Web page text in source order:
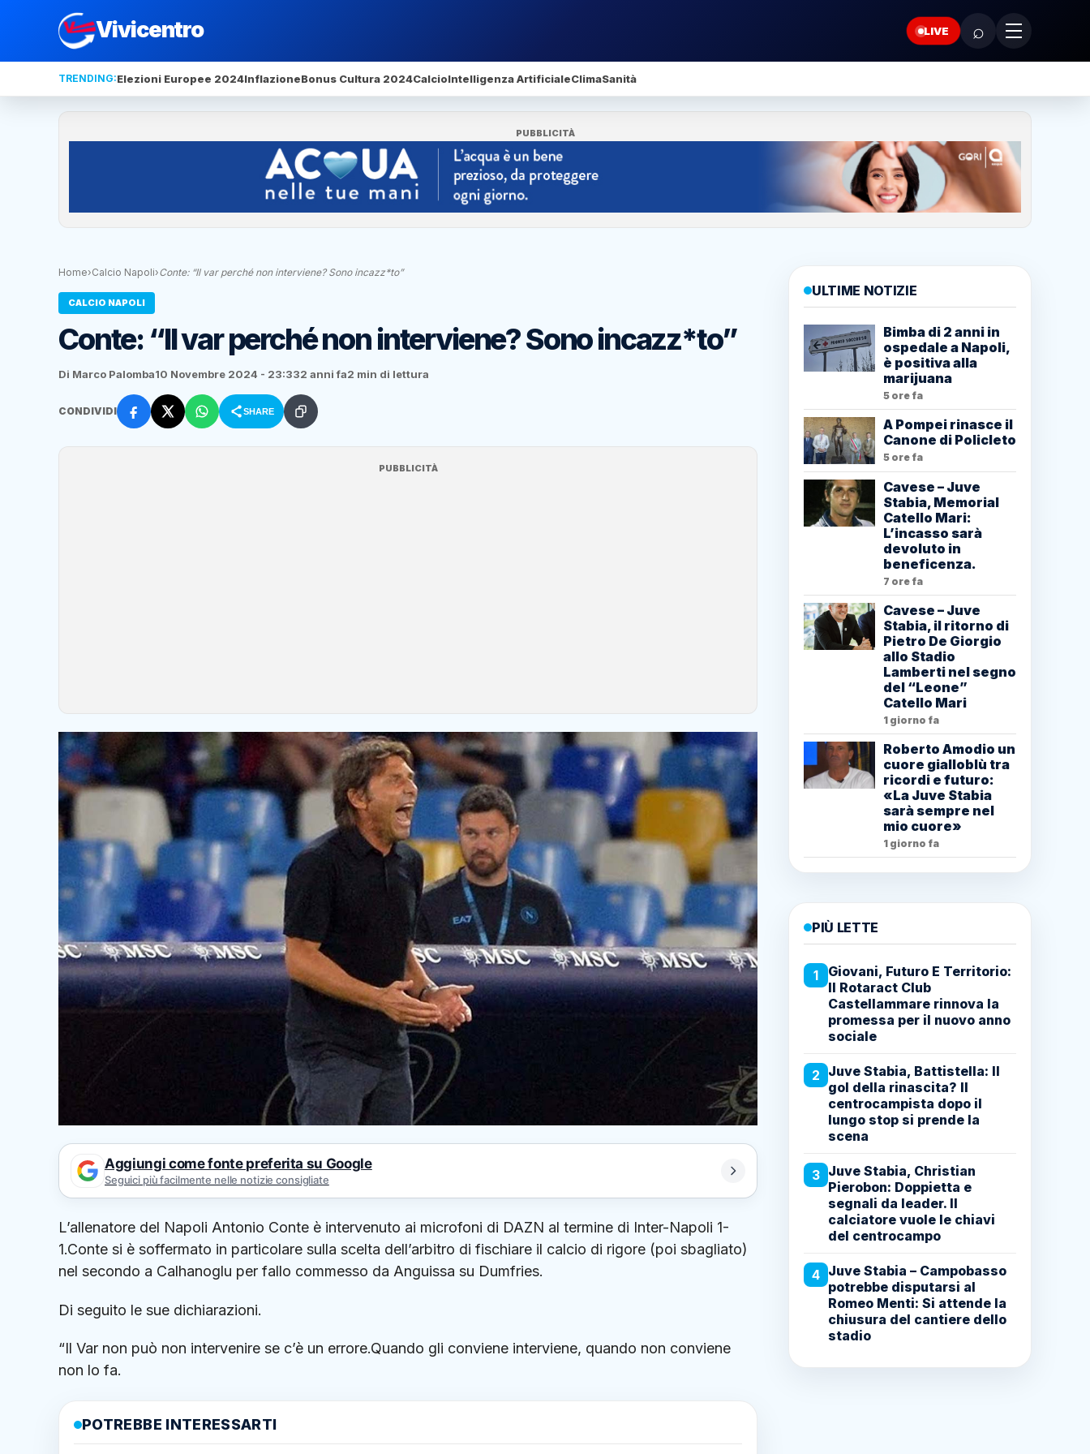
Vivicentro LIVE ⌕
TRENDING:Elezioni Europee 2024InflazioneBonus Cultura 2024CalcioIntelligenza ArtificialeClimaSanità
PUBBLICITÀ
Home›Calcio Napoli›Conte: “Il var perché non interviene? Sono incazz*to”
CALCIO NAPOLI
Conte: “Il var perché non interviene? Sono incazz*to”
Di Marco Palomba10 Novembre 2024 - 23:332 anni fa2 min di lettura
CONDIVIDI SHARE
PUBBLICITÀ
Aggiungi come fonte preferita su Google
Seguici più facilmente nelle notizie consigliate
L’allenatore del Napoli Antonio Conte è intervenuto ai microfoni di DAZN al termine di Inter-Napoli 1-
1.Conte si è soffermato in particolare sulla scelta dell’arbitro di fischiare il calcio di rigore (poi sbagliato)
nel secondo a Calhanoglu per fallo commesso da Anguissa su Dumfries.
Di seguito le sue dichiarazioni.
“Il Var non può non intervenire se c’è un errore.Quando gli conviene interviene, quando non conviene
non lo fa.
POTREBBE INTERESSARTI
ULTIME NOTIZIE
Bimba di 2 anni in
ospedale a Napoli,
è positiva alla
marijuana
5 ore fa
A Pompei rinasce il
Canone di Policleto
5 ore fa
Cavese – Juve
Stabia, Memorial
Catello Mari:
L’incasso sarà
devoluto in
beneficenza.
7 ore fa
Cavese – Juve
Stabia, il ritorno di
Pietro De Giorgio
allo Stadio
Lamberti nel segno
del “Leone”
Catello Mari
1 giorno fa
Roberto Amodio un
cuore gialloblù tra
ricordi e futuro:
«La Juve Stabia
sarà sempre nel
mio cuore»
1 giorno fa
PIÙ LETTE
1
Giovani, Futuro E Territorio:
Il Rotaract Club
Castellammare rinnova la
promessa per il nuovo anno
sociale
2 Juve Stabia, Battistella: Il
gol della rinascita? Il
centrocampista dopo il
lungo stop si prende la
scena
3 Juve Stabia, Christian
Pierobon: Doppietta e
segnali da leader. Il
calciatore vuole le chiavi
del centrocampo
4 Juve Stabia – Campobasso
potrebbe disputarsi al
Romeo Menti: Si attende la
chiusura del cantiere dello
stadio